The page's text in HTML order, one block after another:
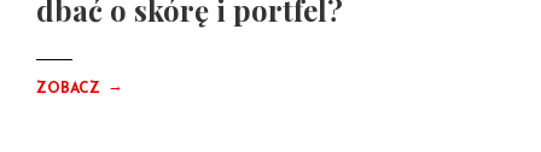
dbać o skórę i portfel?
ZOBACZ →